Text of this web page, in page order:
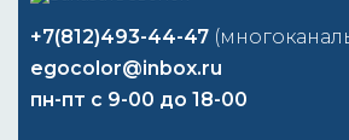
+7(812)493-44-47
egocolor@inbox.ru
пн-пт с 9-00 до 18-00